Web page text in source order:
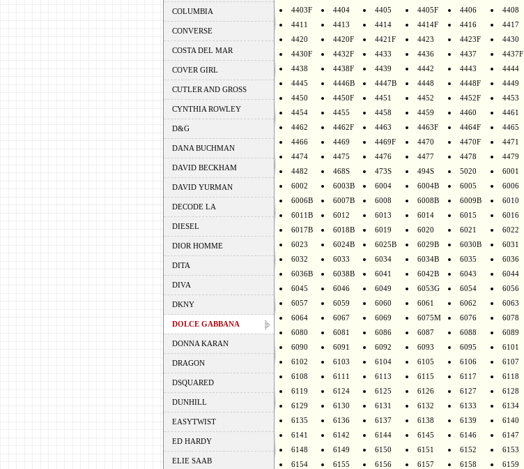
COLUMBIA
CONVERSE
COSTA DEL MAR
COVER GIRL
CUTLER AND GROSS
CYNTHIA ROWLEY
D&G
DANA BUCHMAN
DAVID BECKHAM
DAVID YURMAN
DECODE LA
DIESEL
DIOR HOMME
DITA
DIVA
DKNY
DOLCE GABBANA
DONNA KARAN
DRAGON
DSQUARED
DUNHILL
EASYTWIST
ED HARDY
ELIE SAAB
4403F
4404 4405 4405F 4406
4408
4411
4413 4414 4414F 4416
4417
4420
4420F 4421F 4423 4423F
4430
4430F
4432F 4433 4436 4437
4437F
4438
4438F 4439 4442 4443
4444
4445
4446B 4447B 4448 4448F
4449
4450
4450F 4451 4452 4452F
4453
4454
4455 4458 4459 4460
4461
4462
4462F 4463 4463F 4464F
4465
4466
4469 4469F 4470 4470F
4471
4474
4475 4476 4477 4478
4479
4482
468S 473S 494S 5020
6001
6002
6003B 6004 6004B 6005
6006
6006B
6007B 6008 6008B 6009B
6010
6011B
6012 6013 6014 6015
6016
6017B
6018B 6019 6020 6021
6022
6023
6024B 6025B 6029B 6030B
6031
6032
6033 6034 6034B 6035
6036
6036B
6038B 6041 6042B 6043
6044
6045
6046 6049 6053G 6054
6056
6057
6059 6060 6061 6062
6063
6064
6067 6069 6075M 6076
6078
6080
6081 6086 6087 6088
6089
6090
6091 6092 6093 6095
6101
6102
6103 6104 6105 6106
6107
6108
6111 6113 6115 6117
6118
6119
6124 6125 6126 6127
6128
6129
6130 6131 6132 6133
6134
6135
6136 6137 6138 6139
6140
6141
6142 6144 6145 6146
6147
6148
6149 6150 6151 6152
6153
6154
6155 6156 6157 6158
6159